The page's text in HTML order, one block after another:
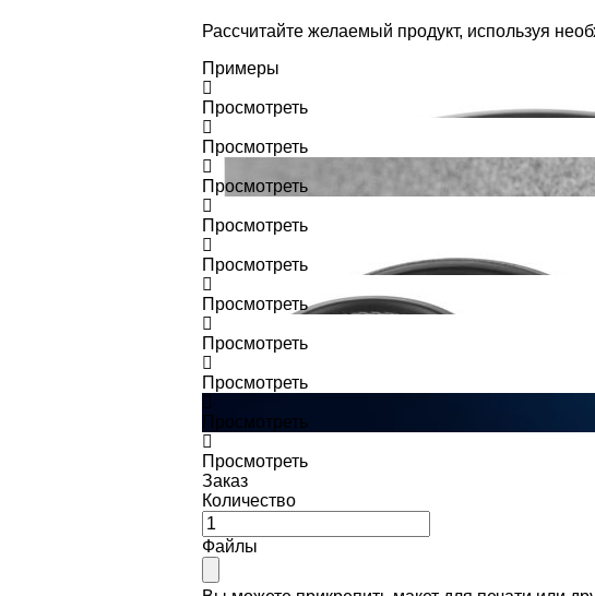
Рассчитайте желаемый продукт, используя
Примеры
Просмотреть
Просмотреть
Просмотреть
Просмотреть
Просмотреть
Просмотреть
Просмотреть
Просмотреть
Просмотреть
Просмотреть
Заказ
Количество
Файлы